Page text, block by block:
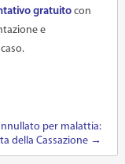
gratuitocon
e
per malattia:
della Cassazione →